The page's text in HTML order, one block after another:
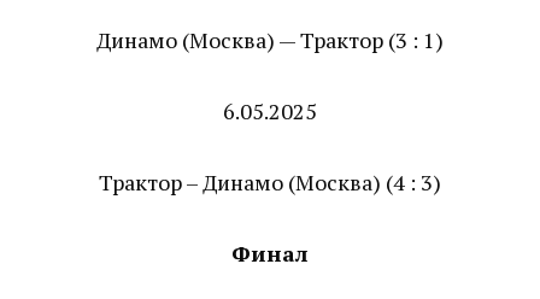
Динамо (Москва) — Трактор (3 : 1)
6.05.2025
Трактор – Динамо (Москва) (4 : 3)
Финал